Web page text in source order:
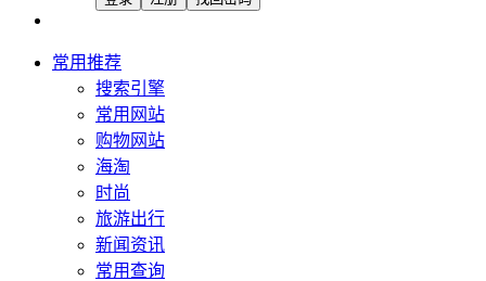
常用推荐
搜索引擎
常用网站
购物网站
海淘
时尚
旅游出行
新闻资讯
常用查询